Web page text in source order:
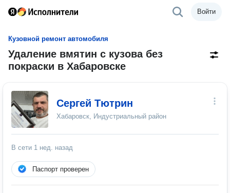
Войти
Кузовной ремонт автомобиля
Удаление вмятин с кузова без
покраски в Хабаровске
Сергей Тютрин
Хабаровск, Индустриальный район
В сети 1 нед. назад
Паспорт проверен